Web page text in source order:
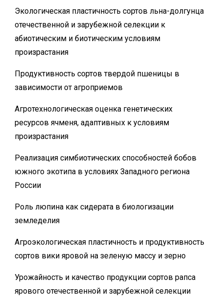
Экологическая пластичность сортов льна-долгунца
отечественной и зарубежной селекции к
абиотическим и биотическим условиям
произрастания
Продуктивность сортов твердой пшеницы в
зависимости от агроприемов
Агротехнологическая оценка генетических
ресурсов ячменя, адаптивных к условиям
произрастания
Реализация симбиотических способностей бобов
южного экотипа в условиях Западного региона
России
Роль люпина как сидерата в биологизации
земледелия
Агроэкологическая пластичность и продуктивность
сортов вики яровой на зеленую массу и зерно
Урожайность и качество продукции сортов рапса
ярового отечественной и зарубежной селекции